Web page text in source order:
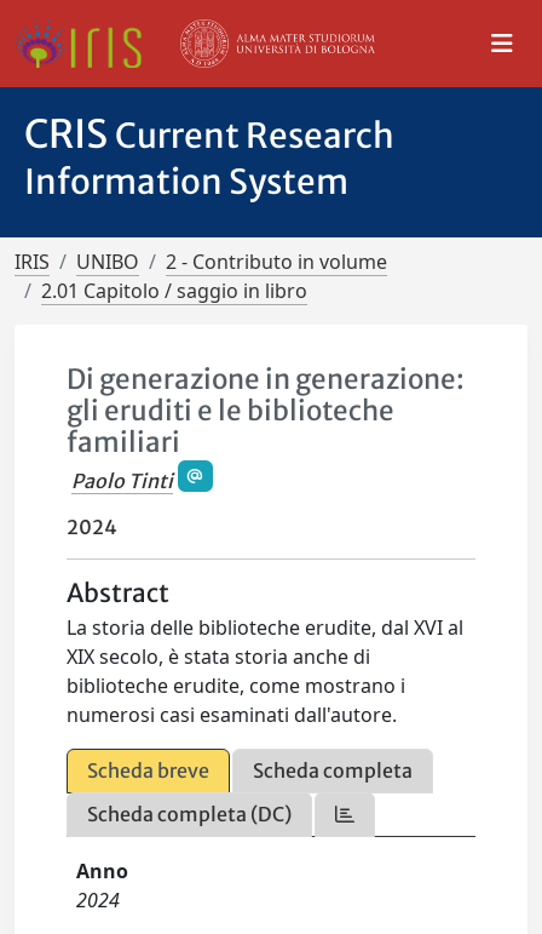
CRIS Current Research
Information System
IRIS UNIBO
2 - Contributo in volume
2.01 Capitolo / saggio in libro
Di generazione in generazione:
gli eruditi e le biblioteche
familiari
Paolo Tinti
2024
Abstract
La storia delle biblioteche erudite, dal XVI al
XIX secolo, è stata storia anche di
biblioteche erudite, come mostrano i
numerosi casi esaminati dall'autore.
Scheda breve
Scheda completa
Scheda completa (DC)
Anno
2024